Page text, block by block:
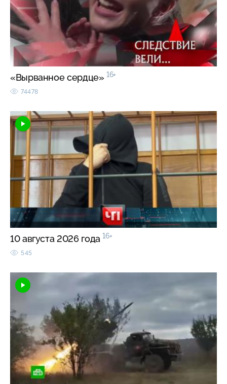
«Вырванное сердце» 16+
74478
10 августа 2026 года 16+
545